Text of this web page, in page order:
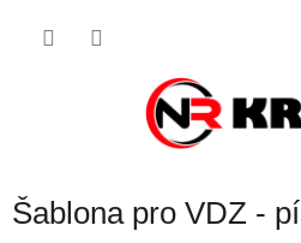
Šablona pro VDZ -